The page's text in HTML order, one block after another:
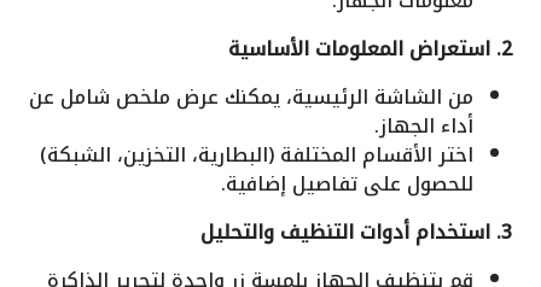
2. استعراض المعلومات الأساسية
من الشاشة الرئيسية، يمكنك عرض ملخص شامل عن
أداء الجهاز.
اختر الأقسام المختلفة (البطارية، التخزين، الشبكة)
للحصول على تفاصيل إضافية.
3. استخدام أدوات التنظيف والتحليل